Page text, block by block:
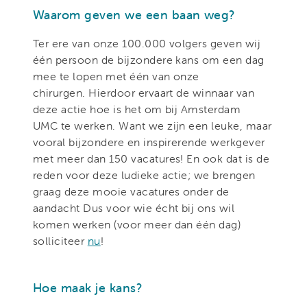
Waarom geven we een baan weg?
Ter ere van onze 100.000 volgers geven wij
één persoon de bijzondere kans om een dag
mee te lopen met één van onze
chirurgen. Hierdoor ervaart de winnaar van
deze actie hoe is het om bij Amsterdam
UMC te werken. Want we zijn een leuke, maar
vooral bijzondere en inspirerende werkgever
met meer dan 150 vacatures! En ook dat is de
reden voor deze ludieke actie; we brengen
graag deze mooie vacatures onder de
aandacht Dus voor wie écht bij ons wil
komen werken (voor meer dan één dag)
solliciteer nu!
Hoe maak je kans?